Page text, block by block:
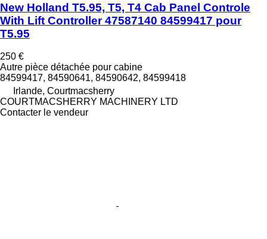
New Holland T5.95, T5, T4 Cab Panel Controle
With Lift Controller 47587140 84599417 pour
T5.95
250 €
Autre pièce détachée pour cabine
84599417, 84590641, 84590642, 84599418
Irlande, Courtmacsherry
COURTMACSHERRY MACHINERY LTD
Contacter le vendeur